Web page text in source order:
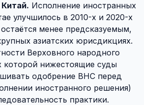
Исполнение иностранных
улучшилось в 2010-х и 2020-х
менее предсказуемым,
азиатских юрисдикциях.
Верховного народного
которой нижестоящие суды
одобрение ВНС перед
иностранного решения)
практики.